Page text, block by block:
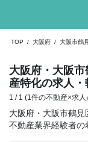
TOP / 大阪府 / 大阪市鶴
大阪府・大阪
産特化の求人・
1 / 1 (1件の不動産×求
大阪府・大阪市鶴見
不動産業界経験者の